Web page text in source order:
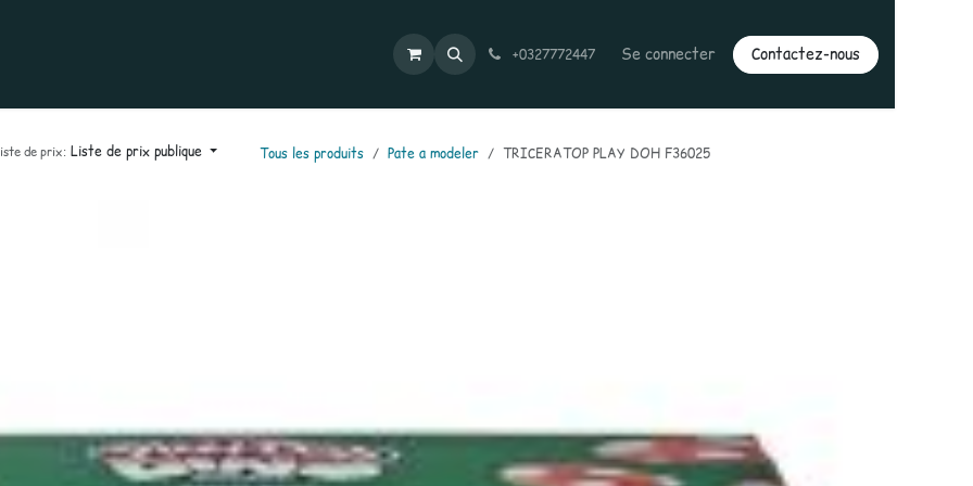
Contactez-nous +0327772447 Se connecter Contactez-nous
de prix: Liste de prix publique Tous les produits Pate a modeler TRICERATOP PLAY DOH F36025